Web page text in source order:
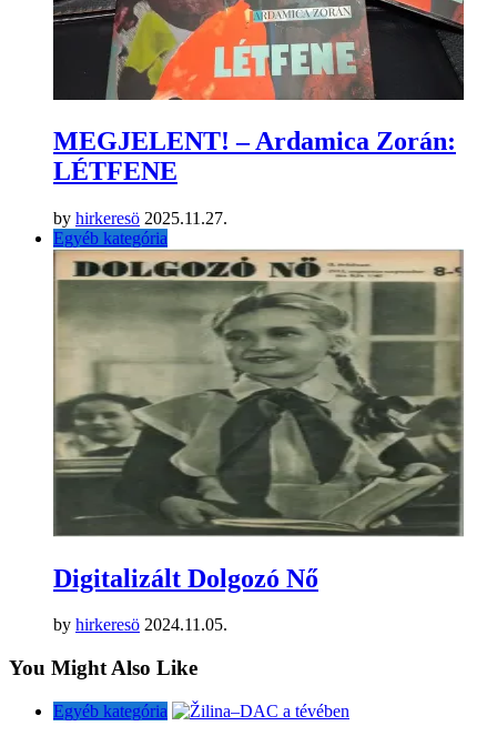
MEGJELENT! – Ardamica Zorán:
LÉTFENE
by hirkeresö 2025.11.27.
Egyéb kategória
Digitalizált Dolgozó Nő
by hirkeresö 2024.11.05.
You Might Also Like
Egyéb kategória